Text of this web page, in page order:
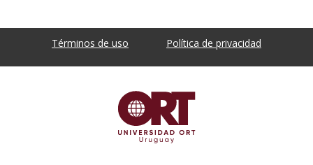
Términos de uso Política de privacidad